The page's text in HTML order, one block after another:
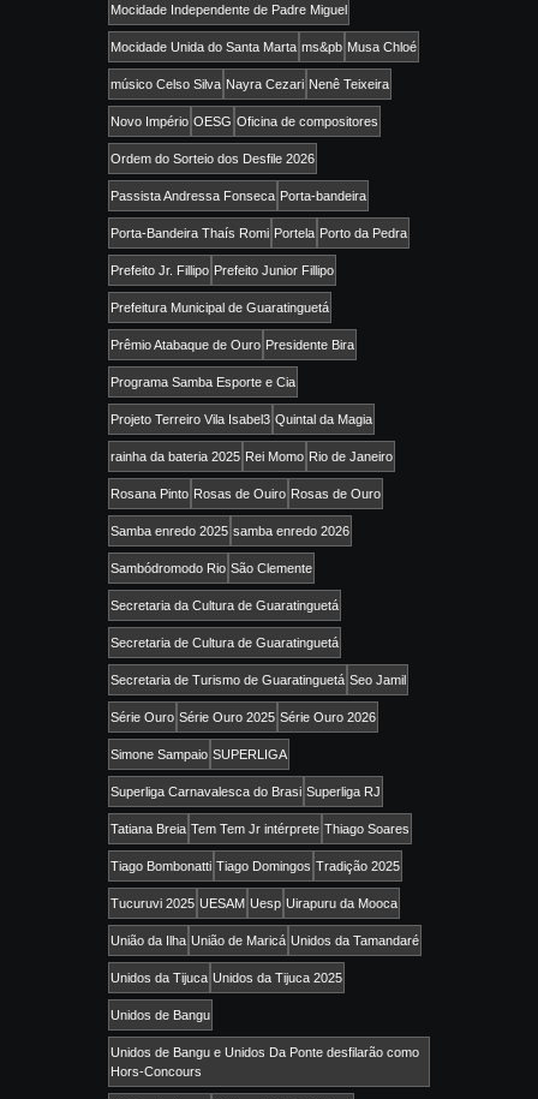
Mocidade Independente de Padre Miguel
Mocidade Unida do Santa Marta ms&pb Musa Chloé
músico Celso Silva Nayra Cezari Nenê Teixeira
Novo Império OESG Oficina de compositores
Ordem do Sorteio dos Desfile 2026
Passista Andressa Fonseca Porta-bandeira
Porta-Bandeira Thaís Romi Portela Porto da Pedra
Prefeito Jr. Fillipo Prefeito Junior Fillipo
Prefeitura Municipal de Guaratinguetá
Prêmio Atabaque de Ouro Presidente Bira
Programa Samba Esporte e Cia
Projeto Terreiro Vila Isabel3 Quintal da Magia
rainha da bateria 2025 Rei Momo Rio de Janeiro
Rosana Pinto Rosas de Ouiro Rosas de Ouro
Samba enredo 2025 samba enredo 2026
Sambódromodo Rio São Clemente
Secretaria da Cultura de Guaratinguetá
Secretaria de Cultura de Guaratinguetá
Secretaria de Turismo de Guaratinguetá Seo Jamil
Série Ouro Série Ouro 2025 Série Ouro 2026
Simone Sampaio SUPERLIGA
Superliga Carnavalesca do Brasi Superliga RJ
Tatiana Breia Tem Tem Jr intérprete Thiago Soares
Tiago Bombonatti Tiago Domingos Tradição 2025
Tucuruvi 2025 UESAM Uesp Uirapuru da Mooca
União da Ilha União de Maricá Unidos da Tamandaré
Unidos da Tijuca Unidos da Tijuca 2025
Unidos de Bangu
Unidos de Bangu e Unidos Da Ponte desfilarão como
Hors-Concours